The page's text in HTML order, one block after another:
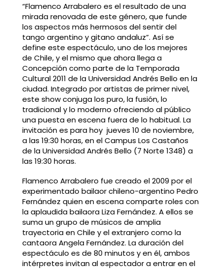
“Flamenco Arrabalero es el resultado de una
mirada renovada de este género, que funde
los aspectos más hermosos del sentir del
tango argentino y gitano andaluz”. Así se
define este espectáculo, uno de los mejores
de Chile, y el mismo que ahora llega a
Concepción como parte de la Temporada
Cultural 2011 de la Universidad Andrés Bello en la
ciudad. Integrado por artistas de primer nivel,
este show conjuga los puro, la fusión, lo
tradicional y lo moderno ofreciendo al público
una puesta en escena fuera de lo habitual. La
invitación es para hoy jueves 10 de noviembre,
a las 19:30 horas, en el Campus Los Castaños
de la Universidad Andrés Bello (7 Norte 1348) a
las 19:30 horas.
Flamenco Arrabalero fue creado el 2009 por el
experimentado bailaor chileno-argentino Pedro
Fernández quien en escena comparte roles con
la aplaudida bailaora Liza Fernández. A ellos se
suma un grupo de músicos de amplia
trayectoria en Chile y el extranjero como la
cantaora Angela Fernández. La duración del
espectáculo es de 80 minutos y en él, ambos
intérpretes invitan al espectador a entrar en el